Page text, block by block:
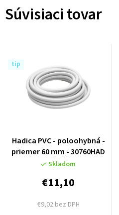
Súvisiaci tovar
tip
Hadica PVC - poloohybná -
priemer 60 mm - 30760HAD
Skladom
€9,02 bez DPH
€11,10